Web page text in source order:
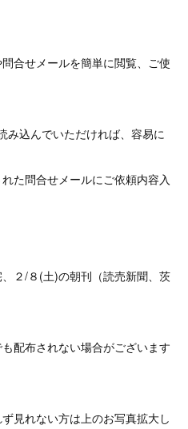
合せメールを簡単に閲覧、ご使
み込んでいただければ、容易に
た問合せメールにご依頼内容入
２/８(土)の朝刊（読売新聞、茨
配布されない場合がございます
見れない方は上のお写真拡大し